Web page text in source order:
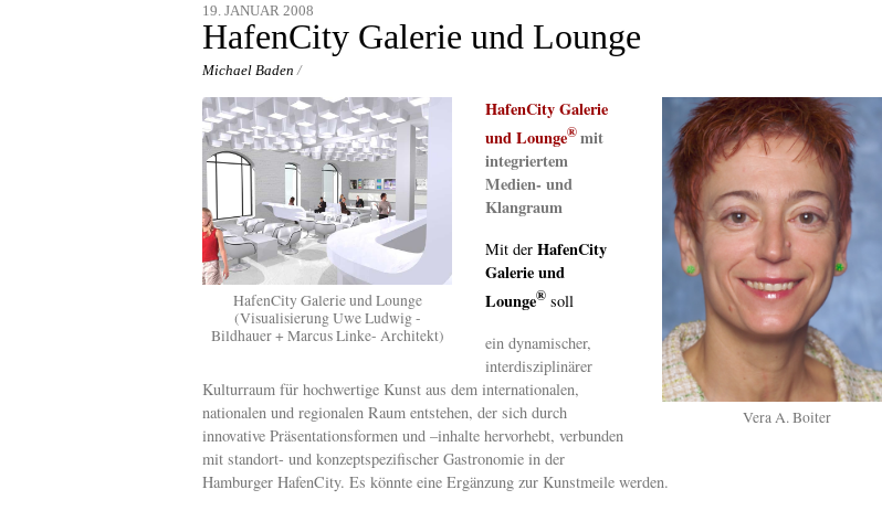
content
19. JANUAR 2008
HafenCity Galerie und Lounge
Michael Baden /
HafenCity Galerie und Lounge
(Visualisierung Uwe Ludwig -
Bildhauer + Marcus Linke- Architekt)
Vera A. Boiter
HafenCity Galerie
und Lounge®mit
integriertem
Medien- und
Klangraum
Mit der HafenCity
Galerie und
Lounge® soll
ein dynamischer,
interdisziplinärer
Kulturraum für hochwertige Kunst aus dem internationalen,
nationalen und regionalen Raum entstehen, der sich durch
innovative Präsentationsformen und –inhalte hervorhebt, verbunden
mit standort- und konzeptspezifischer Gastronomie in der
Hamburger HafenCity. Es könnte eine Ergänzung zur Kunstmeile werden.